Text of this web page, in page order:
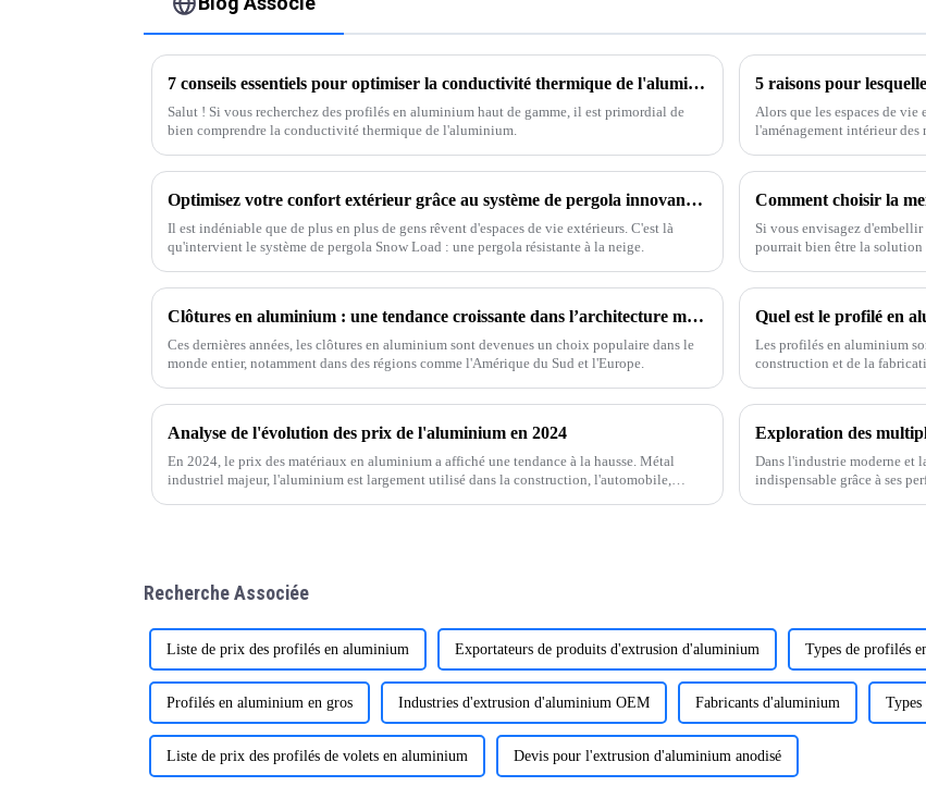
7 conseils essentiels pour optimiser la conductivité thermique de l'aluminium pour les acheteurs internationaux
Salut ! Si vous recherchez des profilés en aluminium haut de gamme, il est primordial de
bien comprendre la conductivité thermique de l'aluminium.
Alors que les espaces de
l'aménagement intérieur des
Optimisez votre confort extérieur grâce au système de pergola innovant résistant à la charge de neige
Il est indéniable que de plus en plus de gens rêvent d'espaces de vie extérieurs. C'est là
qu'intervient le système de pergola Snow Load : une pergola résistante à la neige.
Si vous envisagez
pourrait bien être la solution
Clôtures en aluminium : une tendance croissante dans l’architecture moderne
Ces dernières années, les clôtures en aluminium sont devenues un choix populaire dans le
monde entier, notamment dans des régions comme l'Amérique du Sud et l'Europe.
Quel est le profilé en
Les profilés en aluminium
construction et de la
Analyse de l'évolution des prix de l'aluminium en 2024
En 2024, le prix des matériaux en aluminium a affiché une tendance à la hausse. Métal
industriel majeur, l'aluminium est largement utilisé dans la construction, l'automobile,
Exploration des
Dans l'industrie moderne et
indispensable grâce à ses
Recherche Associée
Liste de prix des profilés en aluminium Exportateurs de produits d'extrusion d'aluminium Types de profilés
Profilés en aluminium en gros Industries d'extrusion d'aluminium OEM Fabricants d'aluminium
Liste de prix des profilés de volets en aluminium Devis pour l'extrusion d'aluminium anodisé